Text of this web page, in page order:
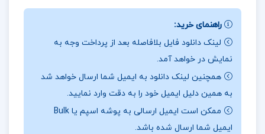
می‌گذراند. کتاب “دشمنان” به بررسی بازگشت دوباره
نجات‌یافتگان هولوکاست به متن اجتماع می‌پردازد.
اثرات دوران هیتلر بر ذهن آنان تا حدی نفوذ کرده که
حتی با مهاجرت به آمریکا و آغاز جدید، زندگی برای
هرمان پیچیده‌تر و جان‌فرساتر از توانش می‌شود.
به شوهر سه زن تبدیل شده، به یک متقلب، فریبکار و
دروغگو مبدل می‌شود. در داستان هرمان، ارزش‌های
راهنمای خرید:
لینک دانلود فایل بلافاصله بعد از پرداخت وجه به
نمایش در خواهد آمد.
همچنین لینک دانلود به ایمیل شما ارسال خواهد شد
به همین دلیل ایمیل خود را به دقت وارد نمایید.
ممکن است ایمیل ارسالی به پوشه اسپم یا Bulk
ایمیل شما ارسال شده باشد.